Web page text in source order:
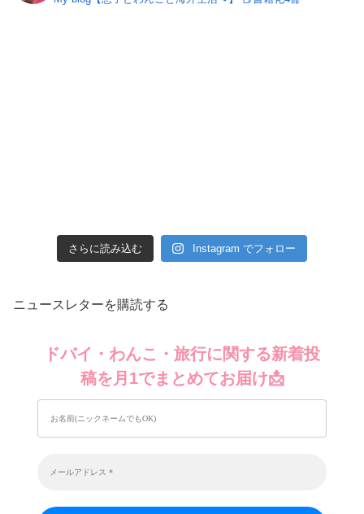
さらに読み込む Instagram でフォロー
ニュースレターを購読する
ドバイ・わんこ・旅行に関する新着投
稿を月1でまとめてお届け📩